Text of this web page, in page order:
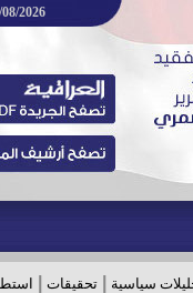
2026
سياسية تحقيقات